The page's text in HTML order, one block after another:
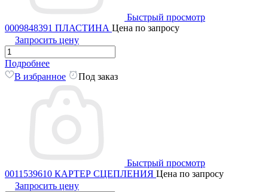
Быстрый просмотр
0009848391 ПЛАСТИНА Цена по запросу
Запросить цену
Подробнее
В избранное
Под заказ
Быстрый просмотр
0011539610 КАРТЕР СЦЕПЛЕНИЯ Цена по запросу
Запросить цену